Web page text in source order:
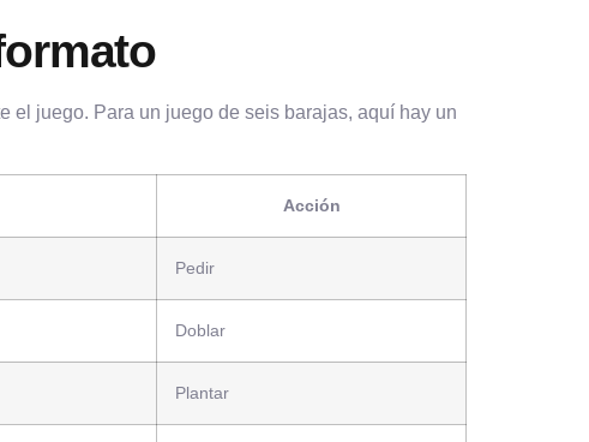
el juego. Para un juego de seis barajas, aquí hay un
Acción
Pedir
Doblar
Plantar